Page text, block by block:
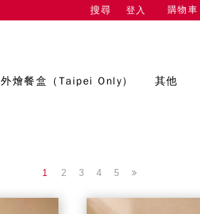
搜尋 登入 購物車
外燴餐盒（Taipei Only） 其他
1 2 3 4 5